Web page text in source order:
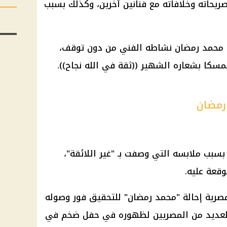
وخلافاته مع فنانين آخرين، وكذلك بسبب
محمد رمضان نشاطه الفني من دون توقف،
بشعاره الشهير ((ثقة في الله نجاح)).
ملابسه التي وصفت بـ "غير اللائقة"،
عليه.
إحالة "محمد رمضان" للتحقيق فور وصوله
من المصريين لظهوره في حفل ضخم في